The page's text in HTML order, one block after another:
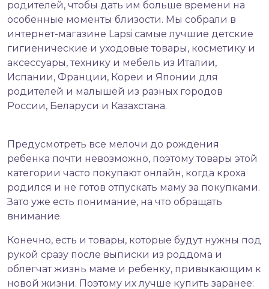
родителей, чтобы дать им больше времени на
особенные моменты близости. Мы собрали в
интернет-магазине Lapsi самые лучшие детские
гигиенические и уходовые товары, косметику и
аксессуары, технику и мебель из Италии,
Испании, Франции, Кореи и Японии для
родителей и малышей из разных городов
России, Беларуси и Казахстана.
Предусмотреть все мелочи до рождения
ребенка почти невозможно, поэтому товары этой
категории часто покупают онлайн, когда кроха
родился и не готов отпускать маму за покупками.
Зато уже есть понимание, на что обращать
внимание.
Конечно, есть и товары, которые будут нужны под
рукой сразу после выписки из роддома и
облегчат жизнь маме и ребенку, привыкающим к
новой жизни. Поэтому их лучше купить заранее: